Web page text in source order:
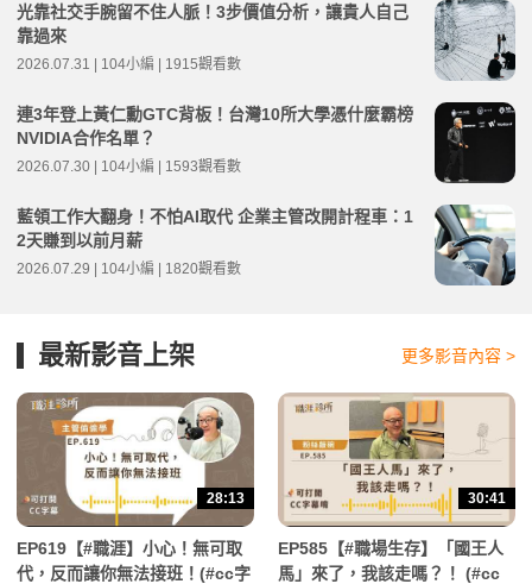
光靠社交手腕留不住人脈！3步價值分析，讓貴人自己
靠過來
2026.07.31 | 104小編 | 1915觀看數
連3年登上黃仁勳GTC背板！台灣10所大學憑什麼霸榜
NVIDIA合作名單？
2026.07.30 | 104小編 | 1593觀看數
藍領工作大翻身！不怕AI取代 企業主管改開計程車：1
2天賺到以前月薪
2026.07.29 | 104小編 | 1820觀看數
最新影音上架 更多影音內容 >
28:13
EP619【#職涯】小心！無可取
代，反而讓你無法接班！(#cc字
30:41
EP585【#職場生存】「國王人
馬」來了，我該走嗎？！ (#cc